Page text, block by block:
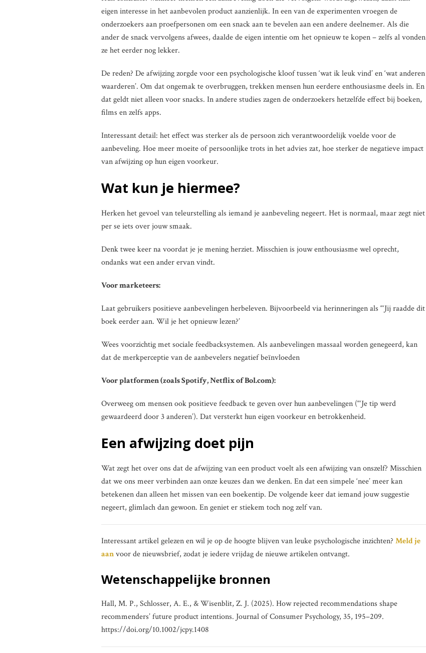
eigen interesse in het aanbevolen product aanzienlijk. In een van de experimenten vroegen de
onderzoekers aan proefpersonen om een snack aan te bevelen aan een andere deelnemer. Als die
ander de snack vervolgens afwees, daalde de eigen intentie om het opnieuw te kopen – zelfs al vonden
ze het eerder nog lekker.
De reden? De afwijzing zorgde voor een psychologische kloof tussen ‘wat ik leuk vind’ en ‘wat anderen
waarderen’. Om dat ongemak te overbruggen, trekken mensen hun eerdere enthousiasme deels in. En
dat geldt niet alleen voor snacks. In andere studies zagen de onderzoekers hetzelfde effect bij boeken,
films en zelfs apps.
Interessant detail: het effect was sterker als de persoon zich verantwoordelijk voelde voor de
aanbeveling. Hoe meer moeite of persoonlijke trots in het advies zat, hoe sterker de negatieve impact
van afwijzing op hun eigen voorkeur.
Wat kun je hiermee?
Herken het gevoel van teleurstelling als iemand je aanbeveling negeert. Het is normaal, maar zegt niet
per se iets over jouw smaak.
Denk twee keer na voordat je je mening herziet. Misschien is jouw enthousiasme wel oprecht,
ondanks wat een ander ervan vindt.
Voor marketeers:
Laat gebruikers positieve aanbevelingen herbeleven. Bijvoorbeeld via herinneringen als “‘Jij raadde dit
boek eerder aan. Wil je het opnieuw lezen?’
Wees voorzichtig met sociale feedbacksystemen. Als aanbevelingen massaal worden genegeerd, kan
dat de merkperceptie van de aanbevelers negatief beïnvloeden
Voor platformen (zoals Spotify, Netflix of Bol.com):
Overweeg om mensen ook positieve feedback te geven over hun aanbevelingen (“‘Je tip werd
gewaardeerd door 3 anderen’). Dat versterkt hun eigen voorkeur en betrokkenheid.
Een afwijzing doet pijn
Wat zegt het over ons dat de afwijzing van een product voelt als een afwijzing van onszelf? Misschien
dat we ons meer verbinden aan onze keuzes dan we denken. En dat een simpele ‘nee’ meer kan
betekenen dan alleen het missen van een boekentip. De volgende keer dat iemand jouw suggestie
negeert, glimlach dan gewoon. En geniet er stiekem toch nog zelf van.
Interessant artikel gelezen en wil je op de hoogte blijven van leuke psychologische inzichten? Meld je
aanvoor de nieuwsbrief, zodat je iedere vrijdag de nieuwe artikelen ontvangt.
Wetenschappelijke bronnen
Hall, M. P., Schlosser, A. E., & Wisenblit, Z. J. (2025). How rejected recommendations shape
recommenders’ future product intentions. Journal of Consumer Psychology, 35, 195–209.
https://doi.org/10.1002/jcpy.1408